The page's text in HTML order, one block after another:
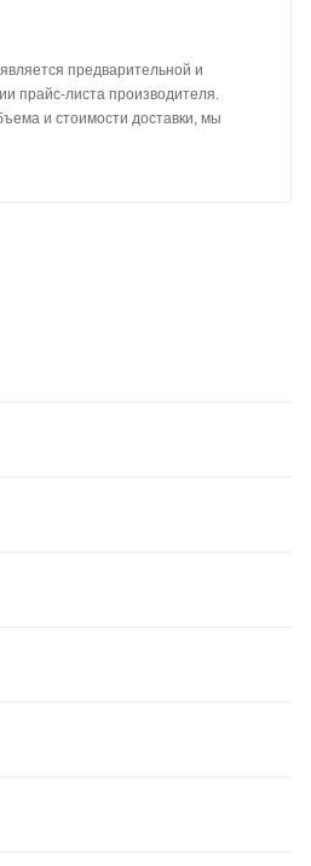
предварительной и
прайс-листа производителя.
и стоимости доставки, мы